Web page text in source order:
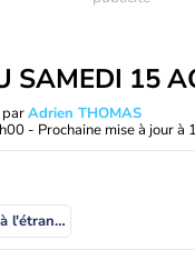
SAMEDI 15
Adrien THOMAS
- Prochaine mise à jour à
Actualités Météo à l'étranger